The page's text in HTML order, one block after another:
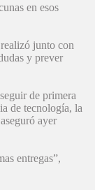
en esos
junto con
y prever
de primera
de tecnología, la
ayer
entregas”,